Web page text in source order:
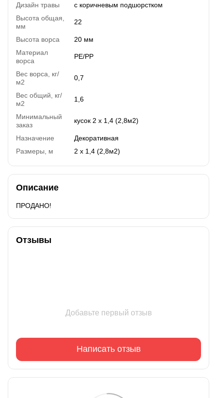
Дизайн травы
с коричневым подшорстком
Высота общая,
мм
22
Высота ворса
20 мм
Материал
ворса
PE/PP
Вес ворса, кг/
м2
0,7
Вес общий, кг/
м2
1,6
Минимальный
заказ
кусок 2 х 1,4 (2,8м2)
Назначение
Декоративная
Размеры, м
2 х 1,4 (2,8м2)
Описание
ПРОДАНО!
Отзывы
Добавьте первый отзыв
Написать отзыв